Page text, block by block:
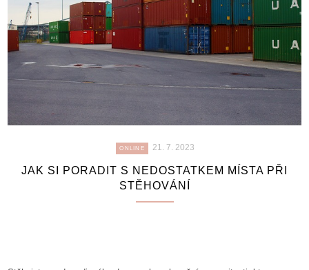
ONLINE 21. 7. 2023
JAK SI PORADIT S NEDOSTATKEM MÍSTA PŘI
STĚHOVÁNÍ